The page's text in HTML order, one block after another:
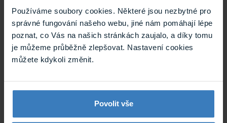
Používáme soubory cookies. Některé jsou nezbytné pro
správné fungování našeho webu, jiné nám pomáhají lépe
poznat, co Vás na našich stránkách zaujalo, a díky tomu
je můžeme průběžně zlepšovat. Nastavení cookies
můžete kdykoli změnit.
Povolit vše
Entry VYP E KR110MF přístupová čtečka
RFID VYPZ00755
Přístupová čtečka RFID určená pro čtení bezkontaktních
klíčenek a karet. Čtečka má antivandal provedení s krytím
IP 67 a ...